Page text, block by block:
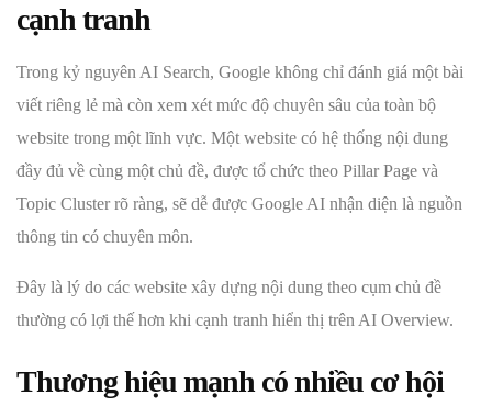
cạnh tranh
Trong kỷ nguyên AI Search, Google không chỉ đánh giá một bài
viết riêng lẻ mà còn xem xét mức độ chuyên sâu của toàn bộ
website trong một lĩnh vực. Một website có hệ thống nội dung
đầy đủ về cùng một chủ đề, được tổ chức theo Pillar Page và
Topic Cluster rõ ràng, sẽ dễ được Google AI nhận diện là nguồn
thông tin có chuyên môn.
Đây là lý do các website xây dựng nội dung theo cụm chủ đề
thường có lợi thế hơn khi cạnh tranh hiển thị trên AI Overview.
Thương hiệu mạnh có nhiều cơ hội